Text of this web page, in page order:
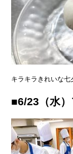
キラキラきれいな七
■6/23（水